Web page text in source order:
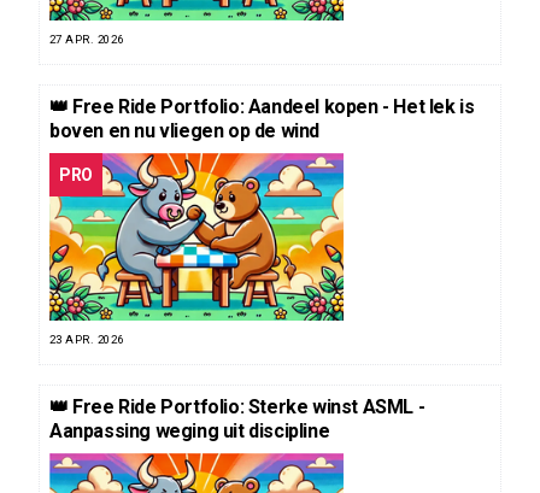
27 APR. 2026
👑 Free Ride Portfolio: Aandeel kopen - Het lek is
boven en nu vliegen op de wind
PRO
23 APR. 2026
👑 Free Ride Portfolio: Sterke winst ASML -
Aanpassing weging uit discipline